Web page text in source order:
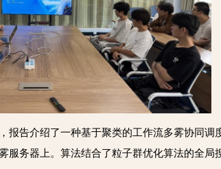
报告介绍了一种基于聚类的工作流多雾协同
务器上。算法结合了粒子群优化算法的全